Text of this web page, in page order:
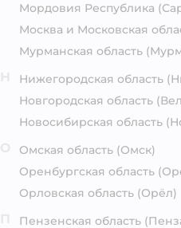
Мордовия Республика
Москва и Московская
Мурманская область
Нижегородская область
Новгородская область
Новосибирская область
Омская область (Омск)
Оренбургская область
Орловская область (Орёл)
Пензенская область